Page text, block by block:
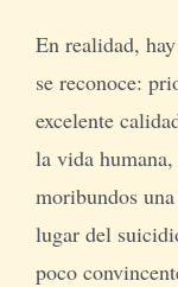
En realidad,
se reconoce:
excelente
la vida
moribundos
lugar del
poco